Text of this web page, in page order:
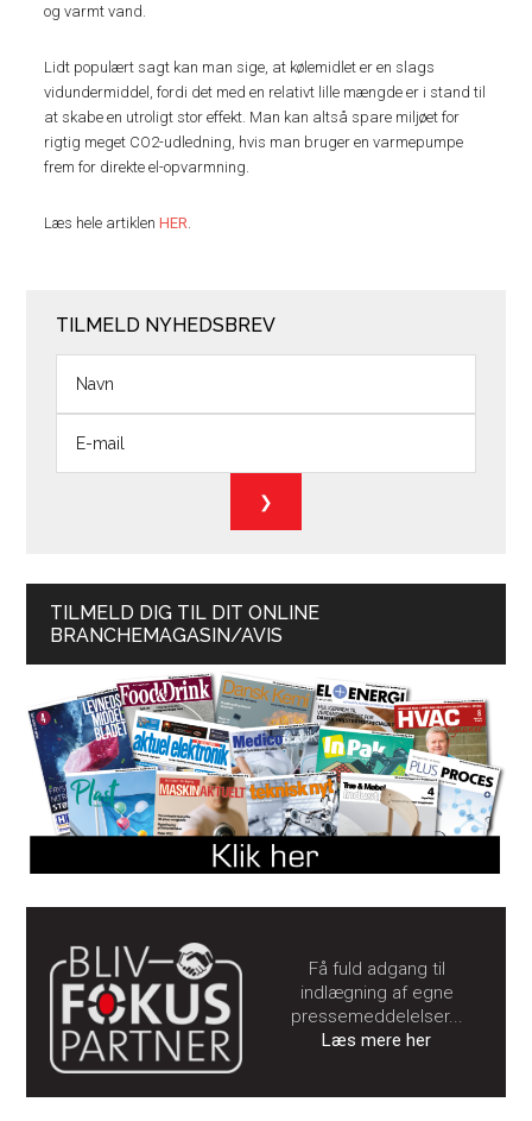
og varmt vand.
Lidt populært sagt kan man sige, at kølemidlet er en slags
vidundermiddel, fordi det med en relativt lille mængde er i stand til
at skabe en utroligt stor effekt. Man kan altså spare miljøet for
rigtig meget CO2-udledning, hvis man bruger en varmepumpe
frem for direkte el-opvarmning.
Læs hele artiklenHER
TILMELD NYHEDSBREV
TILMELD DIG TIL DIT ONLINE
BRANCHEMAGASIN/AVIS
Få fuld adgang til
indlægning af egne
pressemeddelelser...
Læs mere her